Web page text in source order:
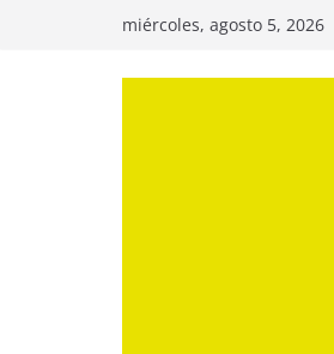
miércoles, agosto 5, 2026